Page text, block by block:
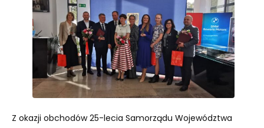
Z okazji obchodów 25-lecia Samorządu Województwa